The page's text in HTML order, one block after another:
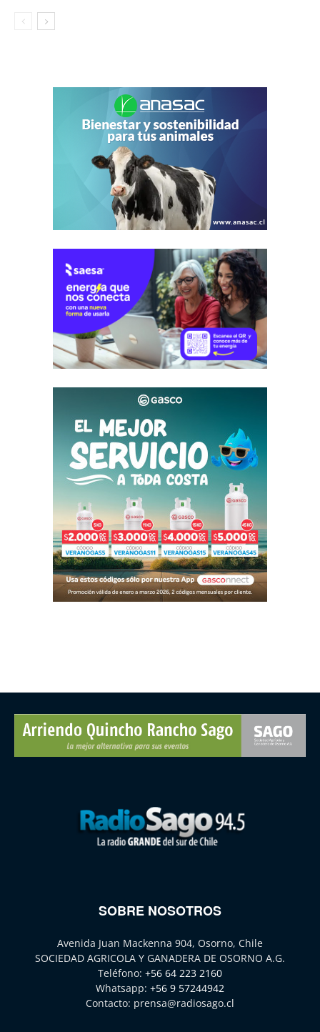
SOBRE NOSOTROS
Avenida Juan Mackenna 904, Osorno, Chile
SOCIEDAD AGRICOLA Y GANADERA DE OSORNO A.G.
Teléfono: +56 64 223 2160
Whatsapp: +56 9 57244942
Contacto: prensa@radiosago.cl